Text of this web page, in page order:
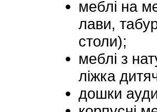
меблі на
лави,
столи);
меблі з
ліжка
дошки